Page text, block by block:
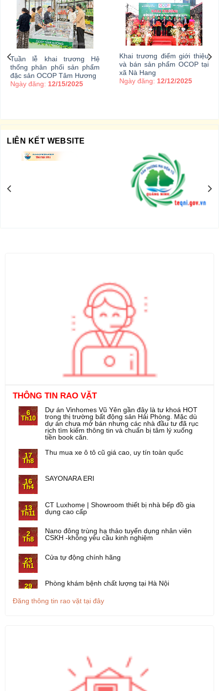
Tuần lễ khai trương Hệ
thống phân phối sản phẩm
đặc sản OCOP Tâm Hương
Ngày đăng: 12/15/2025
Khai trương điểm giới thiệu
và bán sản phẩm OCOP tại
xã Nà Hang
Ngày đăng: 12/12/2025
LIÊN KẾT WEBSITE
THÔNG TIN RAO VẶT
WM88 - Nhà Cái WM Casino Online uy tín hàng
Th12
MỞ THẺ TÍN DỤNG VPBANK hỗ trợ khách hàng
Th10
Dự án Vinhomes Vũ Yên gần đây là tư khoá HOT
trong thị trường bất động sản Hải Phòng. Mặc dù
dự án chưa mở bán nhưng các nhà đầu tư đã rục
rịch tìm kiếm thông tin và chuẩn bị tâm lý xuống
tiền book căn.
Th8
Th4
Th11
dụng cao cấp
Th8
CSKH -không yêu cầu kinh nghiệm
Th1
Th9
9 Điện thoại Nokia cổ - Điện thoại cục gạch
tốc độ cao có thể dùng khuấy sơn, mực in, keo,
hóa chất
Phòng Khám Đa Khoa Hồng Phong
Đăng thông tin rao vặt tại đây